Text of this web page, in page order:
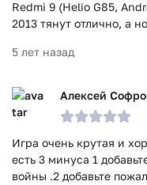
Redmi 9 (Helio G85,
2013 тянут отлично, а
5 лет назад
Алексей
Игра очень крутая и
есть 3 минуса 1
войны .2 добавьте